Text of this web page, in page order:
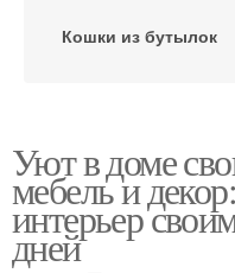
Кошки из бутылок
пластиковых бутылок
Уют в доме
мебель и
интерьер
дней